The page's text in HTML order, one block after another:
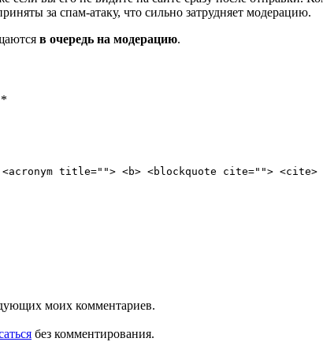
за спам-атаку, что сильно затрудняет модерацию.
в очередь на модерацию.
*
title=""> <b> <blockquote cite=""> <cite>
моих комментариев.
без комментирования.